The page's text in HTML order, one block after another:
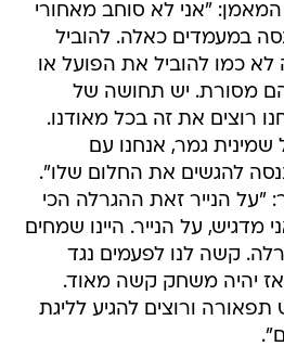
המאמן: "אני לא סוחב מאחורי
במעמדים כאלה. להוביל
לא כמו להוביל את הפועל או
מסורת. יש תחושה של
רוצים את זה בכל מאודנו.
שמינית גמר, אנחנו עם
להגשים את החלום שלו".
הנייר זאת ההגרלה הכי
מדגיש, על הנייר. היינו שמחים
קשה לנו לפעמים נגד
אז יהיה משחק קשה מאוד.
ורוצים להגיע לליגת